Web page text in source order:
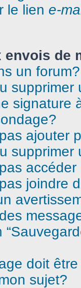
le lien e-
de
un forum?
supprimer
signature
ajouter
supprimer
joindre
doit
sujet?